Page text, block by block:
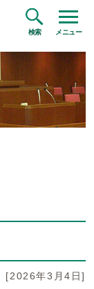
検索 メニュー
[2026年3月4日]